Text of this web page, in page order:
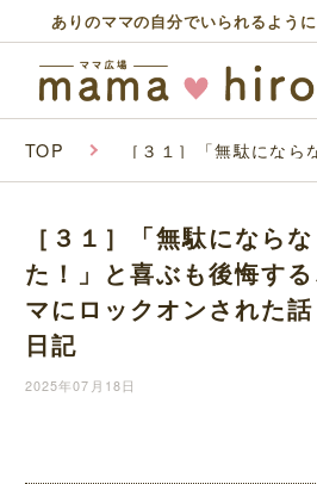
ありのママの自分でいられるよう
TOP ［３１］「無駄にな
れた話｜まるの育児絵
［３１］「無駄になら
た！」と喜ぶも後悔す
マにロックオンされた
日記
2025年07月18日